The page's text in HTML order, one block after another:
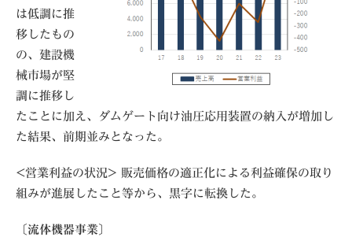
は低調に推
移したもの
の、建設機
械市場が堅
調に推移し
たことに加え、ダムゲート向け油圧応用装置の納入が増加し
た結果、前期並みとなった。
<営業利益の状況> 販売価格の適正化による利益確保の取り
組みが進展したこと等から、黒字に転換した。
〔流体機器事業〕